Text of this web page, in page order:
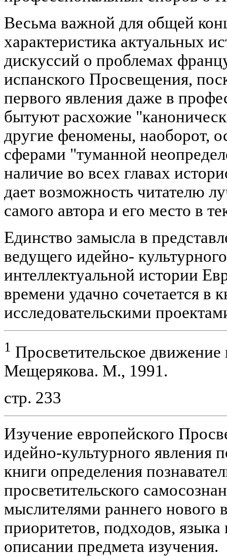
Весьма важной для общей
характеристика актуальных
дискуссий о проблемах
испанского Просвещения,
первого явления даже в
бытуют расхожие
другие феномены, наоборот,
сферами "туманной
наличие во всех главах
дает возможность читателю
самого автора и его место в
Единство замысла в
ведущего идейно-
интеллектуальной истории
времени удачно сочетается в
исследовательскими
1 Просветительское
Мещерякова. М., 1991.
стр. 233
Изучение европейского
идейно-культурного явления
книги определения
просветительского
мыслителями раннего нового
приоритетов, подходов,
описании предмета изучения.